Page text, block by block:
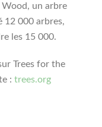
Wood, un arbre
12 000 arbres,
les 15 000.
Trees for the
: trees.org